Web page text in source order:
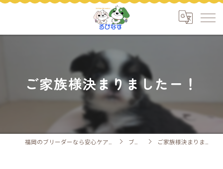
ご家族様決まりましたー！
ブログ ご家族様決まりましたー！